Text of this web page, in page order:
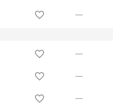
—
—
—
—